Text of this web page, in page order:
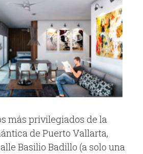
más privilegiados de la
de Puerto Vallarta,
Basilio Badillo (a solo una